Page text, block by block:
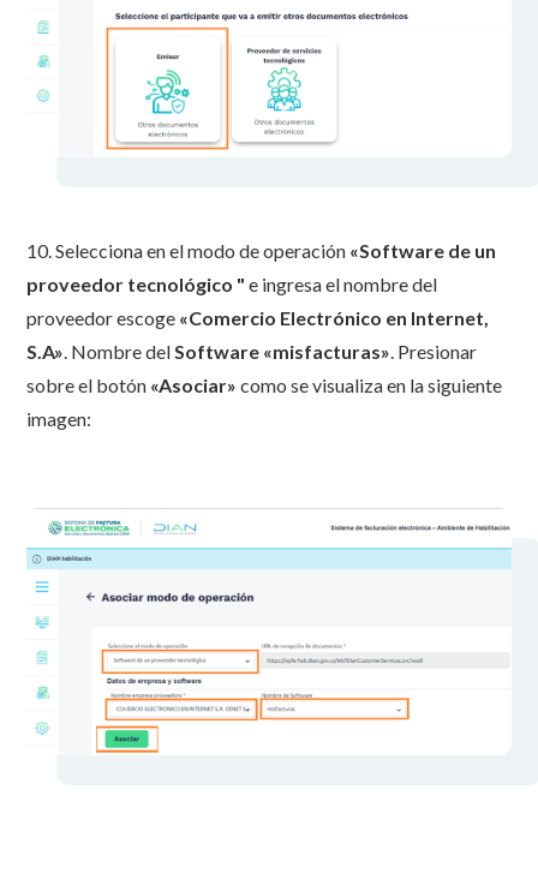
10. Selecciona en el modo de operación «Software de un
proveedor tecnológico "e ingresa el nombre del
proveedor escoge «Comercio Electrónico en Internet,
S.A». Nombre delSoftware «misfacturas». Presionar
sobre el botón «Asociar»como se visualiza en la siguiente
imagen: